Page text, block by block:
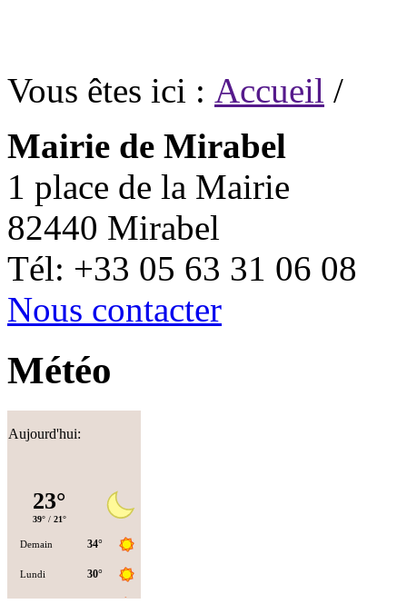
Vous êtes ici : Accueil /
Mairie de Mirabel
1 place de la Mairie
82440 Mirabel
Tél: +33 05 63 31 06 08
Nous contacter
Météo
Aujourd'hui: